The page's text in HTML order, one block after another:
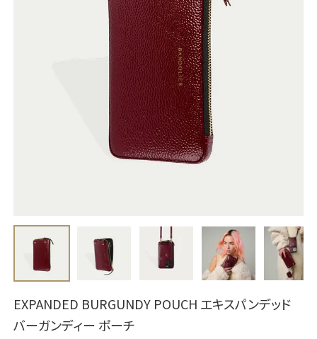
EXPANDED BURGUNDY POUCH エキスパンデッド
バーガンディー ポーチ